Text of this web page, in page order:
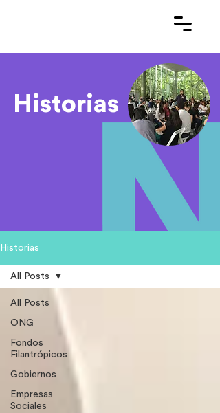
Historias
Historias
All Posts
ONG
Fondos
Filantrópicos
Gobiernos
Empresas
Sociales
All Posts